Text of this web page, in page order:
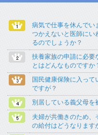
病気で仕事を休んでい
つかえないと医師にい
るのでしょうか？
扶養家族の申請に必要
とはどんなものですか
国民健康保険に入っ
ですが？
別居している義父母を
夫婦が共働きのため、
の給付はどうなります